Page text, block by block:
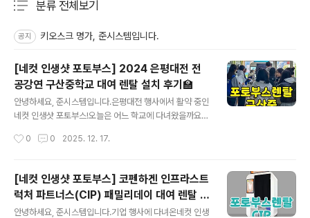
분류 전체보기
공지 키오스크 명가, 준시스템입니다.
[네컷 인생샷 포토부스] 2024 은평대전 전
공강연 구산중학교 대여 렌탈 설치 후기🏫
안녕하세요, 준시스템입니다.은평대전 행사에서 활약 중인
네컷 인생샷 포토부스!오늘은 어느 학교에 다녀왔을까요?
중학교입니다~​당일 오전 8시경,학교 본관 1층 로비에네컷
려 있어이동 및 설치가 아주 간편한데요,자리 잡은 뒤엔 바
퀴를 고정하여안전하게 사용 가능하답니다.​1. 원하는 자리
에 놓고2. 콘센트에 코드만 꽂으면3. 포토부스 설치 - 끝 -
참 쉽죠?!😉👌 본격 시작 전원활한 행사 진행을 위해학생
0 0 2025. 12. 17.
[네컷 인생샷 포토부스] 코펜하겐 인프라스트
럭처 파트너스(CIP) 패밀리데이 대여 렌탈 설
치 후기👨‍👩‍👧‍👦
안녕하세요, 준시스템입니다.기업 행사에 다녀온​네컷 인생